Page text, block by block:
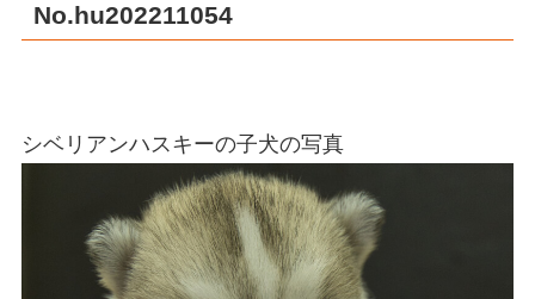
No.hu202211054
シベリアンハスキーの子犬の写真